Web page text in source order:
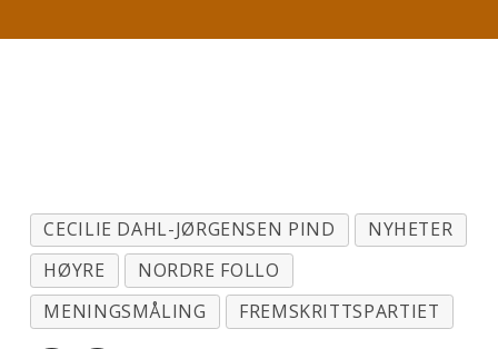
CECILIE DAHL-JØRGENSEN PIND
NYHETER
HØYRE
NORDRE FOLLO
MENINGSMÅLING
FREMSKRITTSPARTIET